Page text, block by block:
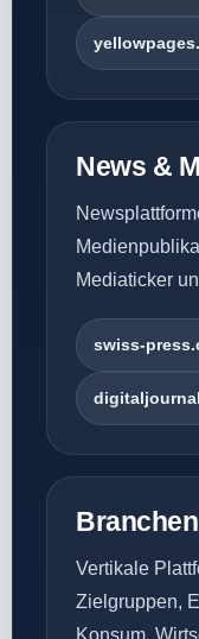
News &
Mediaticker
swiss-
Vertikale
Zielgruppen,
Konsum,